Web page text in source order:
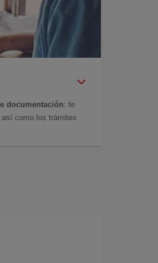
documentación: te
como los trámites